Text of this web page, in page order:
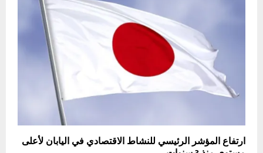
ارتفاع المؤشر الرئيسي للنشاط الاقتصادي في اليابان لأعلى